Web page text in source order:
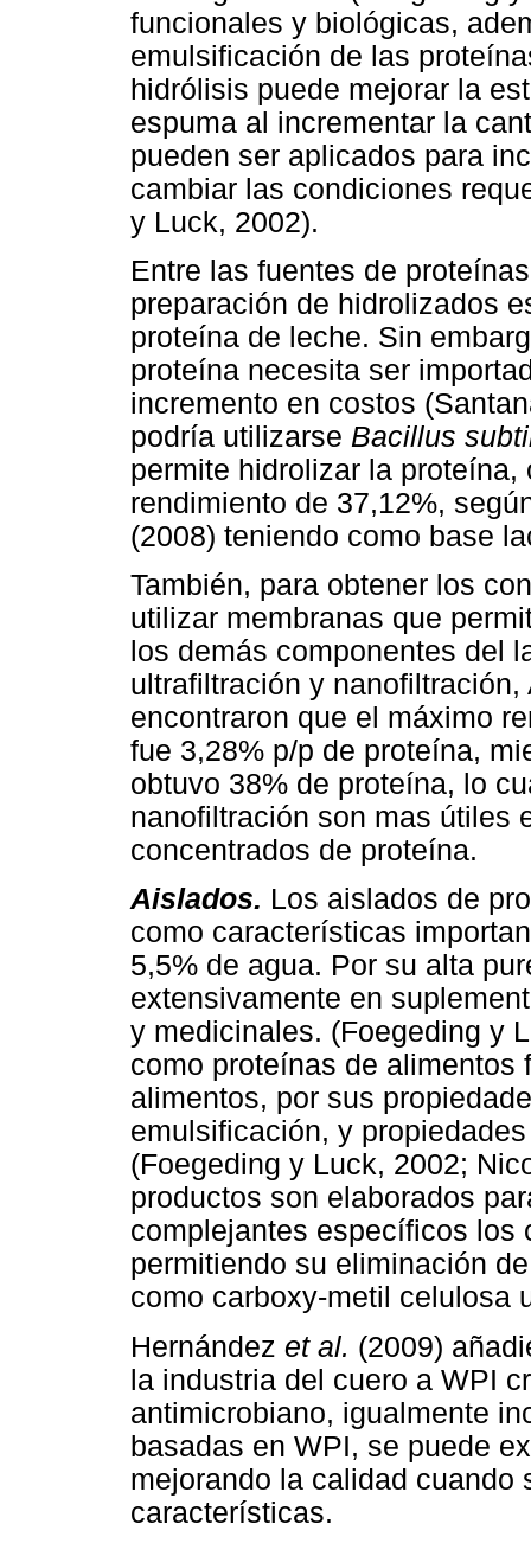
funcionales y biológicas,
emulsificación de las
hidrólisis puede mejorar la
espuma al incrementar la
pueden ser aplicados para
cambiar las condiciones
y Luck, 2002).
Entre las fuentes de
preparación de hidrolizados
proteína de leche. Sin
proteína necesita ser
incremento en costos
podría utilizarse Bacillus
permite hidrolizar la
rendimiento de 37,12%,
(2008) teniendo como base
También, para obtener los
utilizar membranas que
los demás componentes del
ultrafiltración y
encontraron que el máximo
fue 3,28% p/p de proteína,
obtuvo 38% de proteína, lo
nanofiltración son mas útiles
concentrados de proteína.
Aislados. Los aislados de
como características
5,5% de agua. Por su alta
extensivamente en
y medicinales. (Foegeding y
como proteínas de alimentos
alimentos, por sus
emulsificación, y
(Foegeding y Luck, 2002;
productos son elaborados
complejantes específicos los
permitiendo su eliminación
como carboxy-metil celulosa
Hernández et al. (2009)
la industria del cuero a WPI
antimicrobiano, igualmente
basadas en WPI, se puede
mejorando la calidad cuando
características.